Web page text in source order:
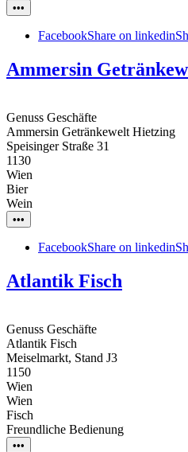
•••
FacebookShare on linkedin
Ammersin
Genuss Geschäfte
Ammersin Getränkewelt Hietzing
Speisinger Straße 31
1130
Wien
Bier
Wein
•••
FacebookShare on linkedin
Atlantik Fisch
Genuss Geschäfte
Atlantik Fisch
Meiselmarkt, Stand J3
1150
Wien
Wien
Fisch
Freundliche Bedienung
•••